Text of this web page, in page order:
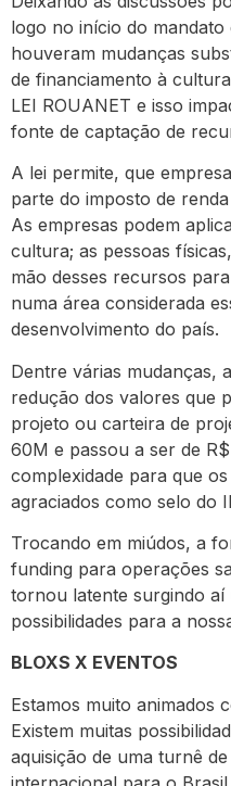
logo no início do mandato
houveram mudanças
de financiamento à
LEI ROUANET e isso
fonte de captação de
A lei permite, que
parte do imposto de
As empresas podem
cultura; as pessoas
mão desses recursos
numa área considerada
desenvolvimento do país.
Dentre várias mudanças,
redução dos valores que
projeto ou carteira de
60M e passou a ser de
complexidade para que
agraciados como selo do
Trocando em miúdos, a
funding para operações
tornou latente surgindo aí
possibilidades para a
BLOXS X EVENTOS
Estamos muito animados
Existem muitas
aquisição de uma turnê